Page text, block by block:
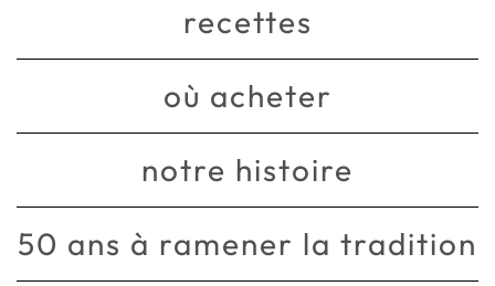
recettes
où acheter
notre histoire
50 ans à ramener la tradition